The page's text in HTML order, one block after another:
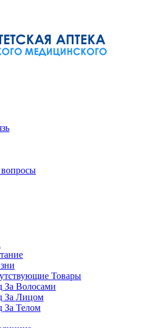
Товары
За Волосами
За Лицом
За Телом